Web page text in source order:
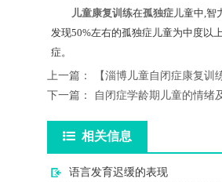
儿童康复训练在孤独症儿童中,智
发现50%左右的孤独症儿童为中度以
症。
上一篇：
【淄博儿童自闭症康复
下一篇：
自闭症学龄期儿童的情绪
相关信息
语言发育迟缓的表现